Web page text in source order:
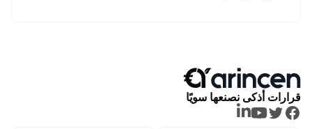
قرارات أذكى نصنعها سويًا
Facebook
Twitter
Youtube
LinkedIn